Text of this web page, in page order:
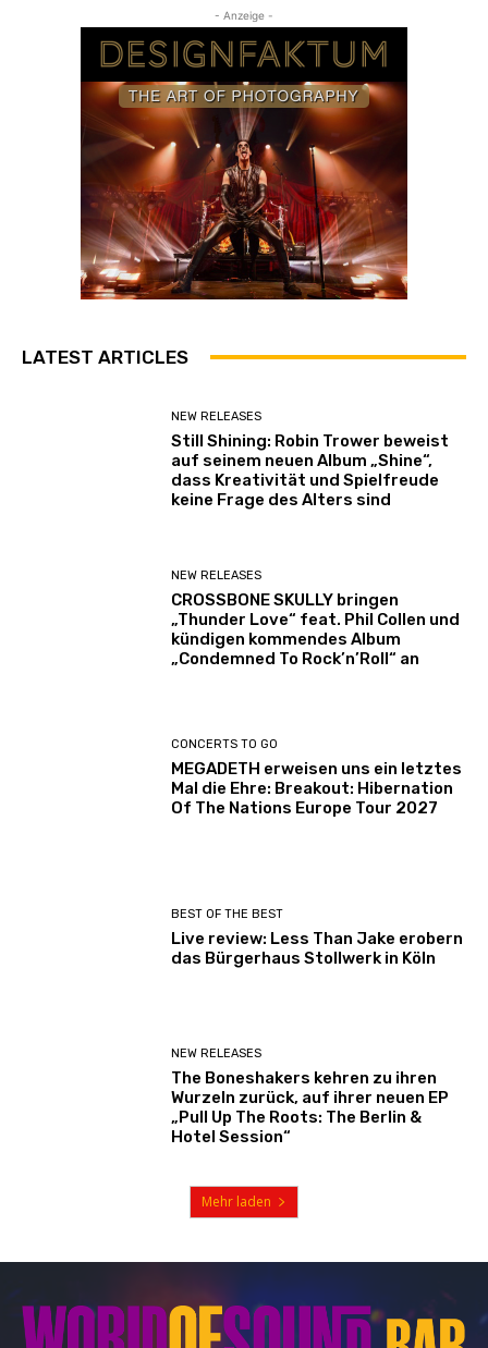
- Anzeige -
LATEST ARTICLES
NEW RELEASES
Still Shining: Robin Trower beweist
auf seinem neuen Album „Shine“,
dass Kreativität und Spielfreude
keine Frage des Alters sind
NEW RELEASES
CROSSBONE SKULLY bringen
„Thunder Love“ feat. Phil Collen und
kündigen kommendes Album
„Condemned To Rock’n’Roll“ an
CONCERTS TO GO
MEGADETH erweisen uns ein letztes
Mal die Ehre: Breakout: Hibernation
Of The Nations Europe Tour 2027
BEST OF THE BEST
Live review: Less Than Jake erobern
das Bürgerhaus Stollwerk in Köln
NEW RELEASES
The Boneshakers kehren zu ihren
Wurzeln zurück, auf ihrer neuen EP
„Pull Up The Roots: The Berlin &
Hotel Session“
Mehr laden